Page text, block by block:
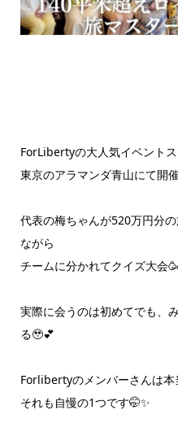
ForLibertyの大人気イベント
東京のアラマンダ青山にて開
代表の梅ちゃんが520万円分
ながら
チームに分かれてクイズ大会
実際に会うのは初めてでも、
る🥹💕
Forlibertyのメンバーさんは
それも自慢の1つです🤭✨